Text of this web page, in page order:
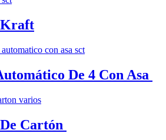
Kraft
De 4 Con Asa
Cartón